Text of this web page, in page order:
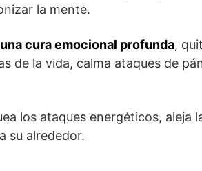
la mente.
cura emocional profunda,
de la vida, calma ataques de
los ataques energéticos, aleja
su alrededor.